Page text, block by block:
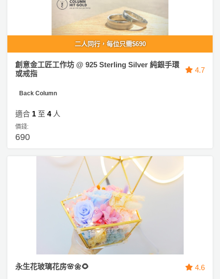
二人同行，每位只需$690
創意金工匠工作坊 @ 925 Sterling Silver 純銀手環
或戒指
4.7
Back Column
適合 1 至 4人
價錢:
690
永生花玻璃花房🌸🌼🌻 4.6